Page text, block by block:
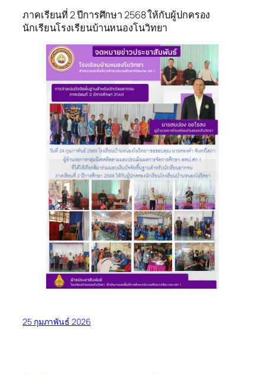
ภาคเรียนที่ 2 ปีการศึกษา 2568 ให้กับผู้ปกครอง
นักเรียนโรงเรียนบ้านหนองโนวิทยา
25 กุมภาพันธ์ 2026